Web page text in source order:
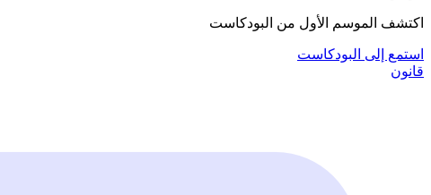
اكتشف الموسم الأول من البودكاست
استمع إلى البودكاست
قانون